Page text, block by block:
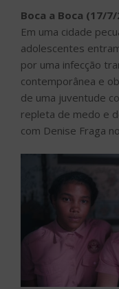
Boca a Boca (17/
Em uma cidade
adolescentes
por uma infecção
contemporânea e
de uma juventude
repleta de medo e
com Denise Fraga